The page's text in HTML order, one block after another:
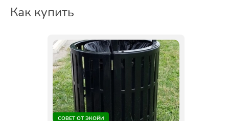
Как купить
СОВЕТ ОТ ЭКОЙИ